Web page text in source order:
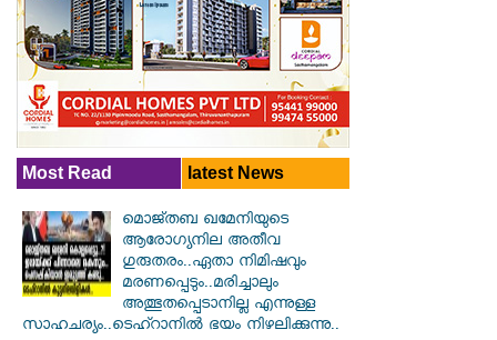
Most Read latest News
മൊജ്തബ ഖമേനിയുടെ
ആരോഗ്യനില അതീവ
ഗുരുതരം..ഏതാ നിമിഷവും
മരണപ്പെടും..മരിച്ചാലും
അത്ഭുതപ്പെടാനില്ല എന്നുള്ള
സാഹചര്യം..ടെഹ്റാനിൽ ഭയം നിഴലിക്കുന്നു..